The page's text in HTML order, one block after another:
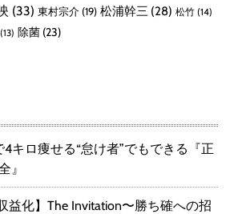
(33) 東村宗介 (19) 松浦幹三 (28) 松竹 (14)
(13) 除菌 (23)
4キロ痩せる“怠け者”でもできる『正
』
益化】The Invitation〜勝ち確への招